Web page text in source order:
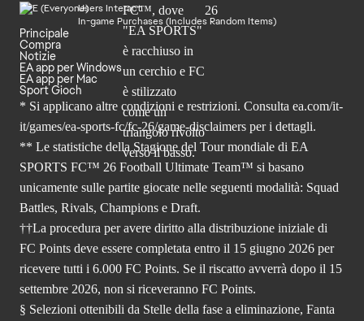
Users Interact
In-game Purchases (Includes Random Items)
Principale
Compra
Notizie
EA app per Windows
EA app per Mac
Sport Gioch
* Si applicano altre condizioni e restrizioni. Consulta ea.com/it-
it/games/ea-sports-fc/fc-26/game-disclaimers per i dettagli.
** Le statistiche della Stagione del Tour mondiale di EA
SPORTS FC™ 26 Football Ultimate Team™ si basano
unicamente sulle partite giocate nelle seguenti modalità: Squad
Battles, Rivals, Champions e Draft.
††La procedura per avere diritto alla distribuzione iniziale di
FC Points deve essere completata entro il 15 giugno 2026 per
ricevere tutti i 6.000 FC Points. Se il riscatto avverrà dopo il 15
settembre 2026, non si riceveranno FC Points.
§ Selezioni ottenibili da Stelle della fase a eliminazione, Fanta